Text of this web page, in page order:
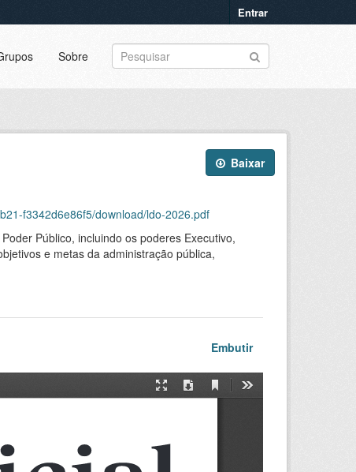
Entrar
Sobre
Baixar
f3342d6e86f5/download/ldo-2026.pdf
Público, incluindo os poderes Executivo,
e metas da administração pública,
Embutir